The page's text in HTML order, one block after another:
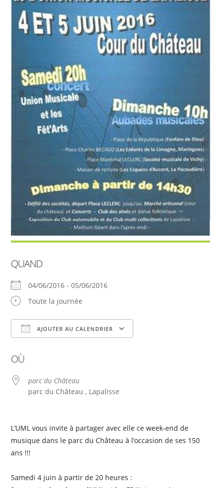
QUAND
04/06/2016 - 05/06/2016
Toute la journée
AJOUTER AU CALENDRIER
OÙ
parc du Château
parc du Château , Lapalisse
L’UML vous invite à partager avec elle ce week-end de
musique dans le parc du Château à l’occasion de ses 150
ans !!!
Samedi 4 juin à partir de 20 heures :